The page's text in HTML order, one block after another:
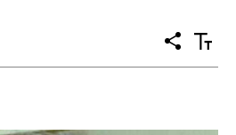
공
유
텍
스